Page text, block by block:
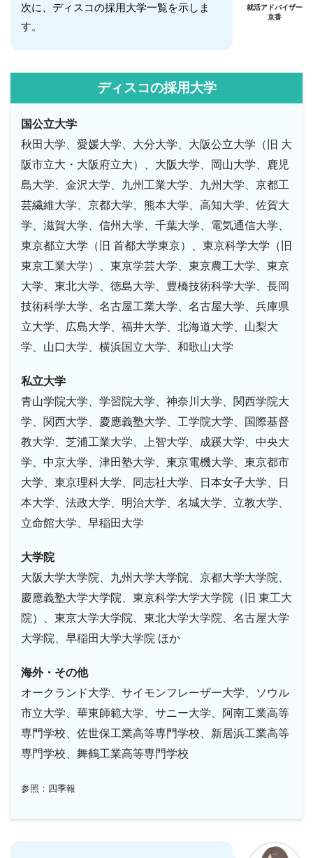
次に、ディスコの採用大学一覧を示しま
す。
就活アドバイザー
京香
ディスコの採用大学
国公立大学
秋田大学、愛媛大学、大分大学、大阪公立大学（旧 大
阪市立大・大阪府立大）、大阪大学、岡山大学、鹿児
島大学、金沢大学、九州工業大学、九州大学、京都工
芸繊維大学、京都大学、熊本大学、高知大学、佐賀大
学、滋賀大学、信州大学、千葉大学、電気通信大学、
東京都立大学（旧 首都大学東京）、東京科学大学（旧
東京工業大学）、東京学芸大学、東京農工大学、東京
大学、東北大学、徳島大学、豊橋技術科学大学、長岡
技術科学大学、名古屋工業大学、名古屋大学、兵庫県
立大学、広島大学、福井大学、北海道大学、山梨大
学、山口大学、横浜国立大学、和歌山大学
私立大学
青山学院大学、学習院大学、神奈川大学、関西学院大
学、関西大学、慶應義塾大学、工学院大学、国際基督
教大学、芝浦工業大学、上智大学、成蹊大学、中央大
学、中京大学、津田塾大学、東京電機大学、東京都市
大学、東京理科大学、同志社大学、日本女子大学、日
本大学、法政大学、明治大学、名城大学、立教大学、
立命館大学、早稲田大学
大学院
大阪大学大学院、九州大学大学院、京都大学大学院、
慶應義塾大学大学院、東京科学大学大学院（旧 東工大
院）、東京大学大学院、東北大学大学院、名古屋大学
大学院、早稲田大学大学院 ほか
海外・その他
オークランド大学、サイモンフレーザー大学、ソウル
市立大学、華東師範大学、サニー大学、阿南工業高等
専門学校、佐世保工業高等専門学校、新居浜工業高等
専門学校、舞鶴工業高等専門学校
参照：四季報